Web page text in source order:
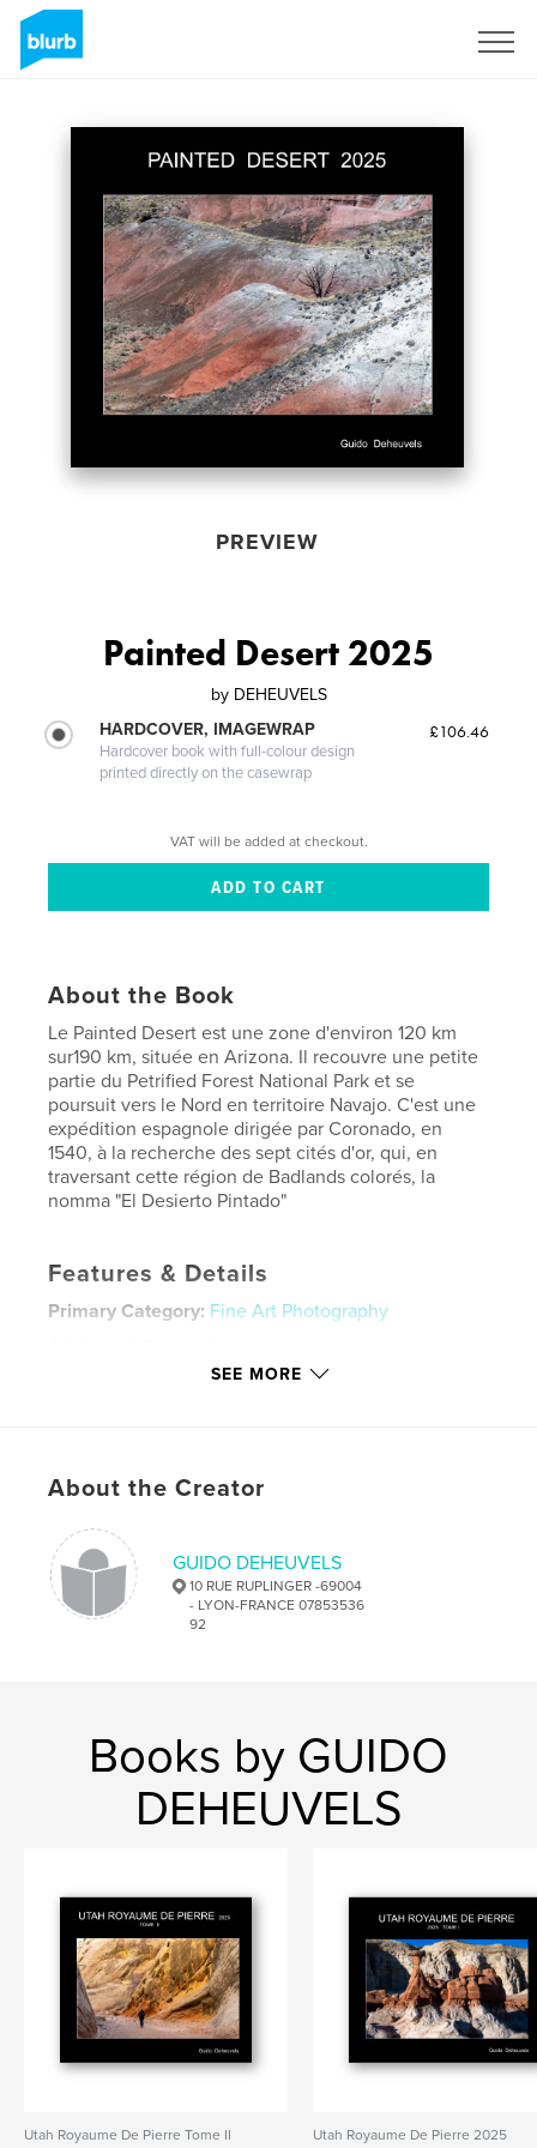
PREVIEW
Painted Desert 2025
by DEHEUVELS
HARDCOVER, IMAGEWRAP
Hardcover book with full-colour design
printed directly on the casewrap
£106.46
VAT will be added at checkout.
About the Book
Le Painted Desert est une zone d'environ 120 km
sur190 km, située en Arizona. Il recouvre une petite
partie du Petrified Forest National Park et se
poursuit vers le Nord en territoire Navajo. C'est une
expédition espagnole dirigée par Coronado, en
1540, à la recherche des sept cités d'or, qui, en
traversant cette région de Badlands colorés, la
nomma "El Desierto Pintado"
Features & Details
Primary Category: Fine Art Photography
States of America (USA)
Publish Date:Sep 08, 2025
Language
Keywords
Désert
SEE MORE
About the Creator
GUIDO DEHEUVELS
10 RUE RUPLINGER -69004
- LYON-FRANCE 07853536
92
Books by GUIDO
DEHEUVELS
Utah Royaume De Pierre Tome II
Utah Royaume De Pierre 2025